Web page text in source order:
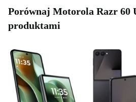
Porównaj Motorola Razr 60
produktami